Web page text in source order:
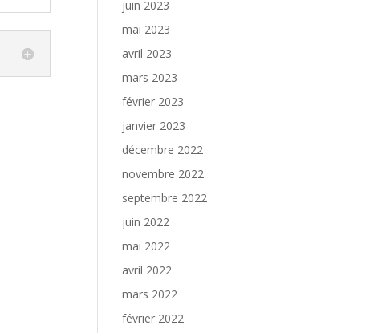
juin 2023
mai 2023
avril 2023
mars 2023
février 2023
janvier 2023
décembre 2022
novembre 2022
septembre 2022
juin 2022
mai 2022
avril 2022
mars 2022
février 2022